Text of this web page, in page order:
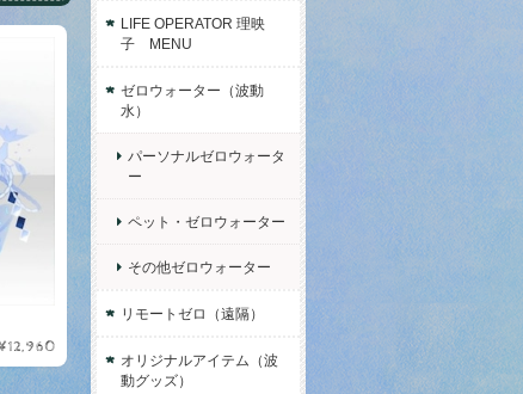
¥12,960
LIFE OPERATOR 理映
子 MENU
ゼロウォーター（波動
水）
パーソナルゼロウォータ
ー
ペット・ゼロウォーター
その他ゼロウォーター
リモートゼロ（遠隔）
オリジナルアイテム（波
動グッズ）